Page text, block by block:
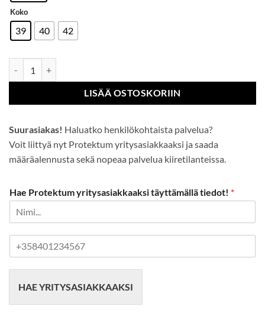
Koko
39 40 42
LISÄÄ OSTOSKORIIN
Suurasiakas! Haluatko henkilökohtaista palvelua?
Voit liittyä nyt Protektum yritysasiakkaaksi ja saada
määräalennusta sekä nopeaa palvelua kiiretilanteissa.
Hae Protektum yritysasiakkaaksi täyttämällä tiedot! *
HAE YRITYSASIAKKAAKSI